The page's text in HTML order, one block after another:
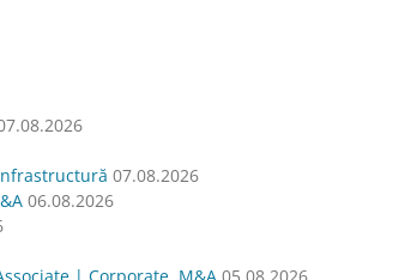
07.08.2026
06.08.2026